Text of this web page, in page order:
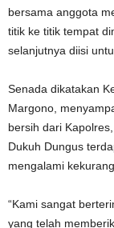
bersama anggota
titik ke titik tempat
selanjutnya diisi
Senada dikatakan
Margono,
bersih dari
Dukuh Dungus
mengalami
“Kami sangat
yang telah